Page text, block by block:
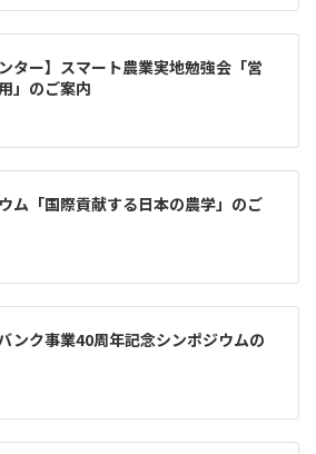
ター】スマート農業実地勉強会「営
」のご案内
ム「国際貢献する日本の農学」のご
ンク事業40周年記念シンポジウムの